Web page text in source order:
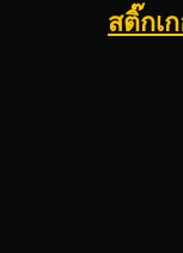
สติ๊กเ